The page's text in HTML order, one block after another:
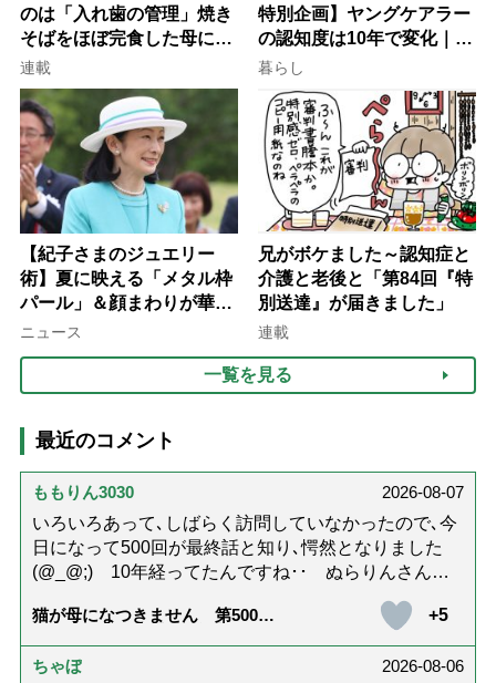
のは「入れ歯の管理」焼き
そばをほぼ完食した母に息
子が血の気が引いた理由
連載
特別企画】ヤングケアラー
の認知度は10年で変化｜流
行語大賞にノミネート、法
律にも明記されたが果たし
て現在は？
暮らし
【紀子さまのジュエリー
術】夏に映える「メタル枠
パール」＆顔まわりが華や
ぐ「揺れる一粒」の使い分
ニュース
兄がボケました～認知症と
介護と老後と「第84回『特
別送達』が届きました」
連載
一覧を見る
最近のコメント
ももりん3030
2026-08-07
いろいろあって､しばらく訪問していなかったので､今
日になって500回が最終話と知り､愕然となりました
(@_@;) 10年経ってたんですね･･ ぬらりんさんの
護では身内に理解してもらえないもどかしさを感じた
り､いろいろありましたが､ぬらりんさんの文章を読ん
で心救われたことが多々ありました。不定期での近況
猫が母になつきません 第500話
+5
ちゃぼ
2026-08-06